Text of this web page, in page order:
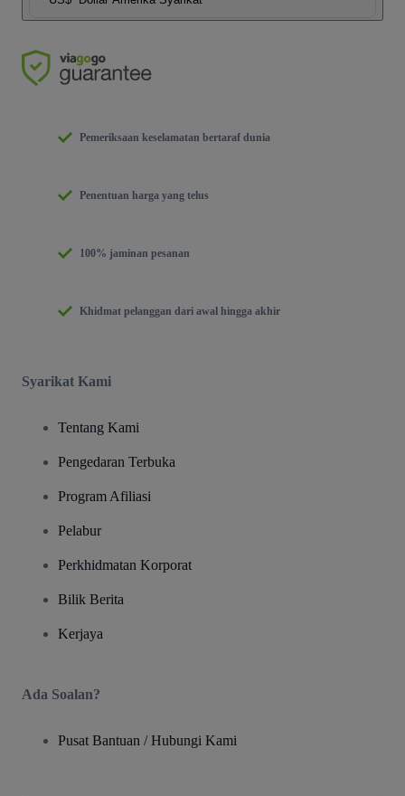
Pemeriksaan keselamatan bertaraf dunia
Penentuan harga yang telus
100% jaminan pesanan
Khidmat pelanggan dari awal hingga akhir
Syarikat Kami
Tentang Kami
Pengedaran Terbuka
Program Afiliasi
Pelabur
Perkhidmatan Korporat
Bilik Berita
Kerjaya
Ada Soalan?
Pusat Bantuan / Hubungi Kami